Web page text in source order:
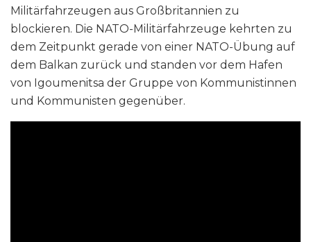
Militärfahrzeugen aus Großbritannien zu
blockieren. Die NATO-Militärfahrzeuge kehrten zu
dem Zeitpunkt gerade von einer NATO-Übung auf
dem Balkan zurück und standen vor dem Hafen
von Igoumenitsa der Gruppe von Kommunistinnen
und Kommunisten gegenüber.